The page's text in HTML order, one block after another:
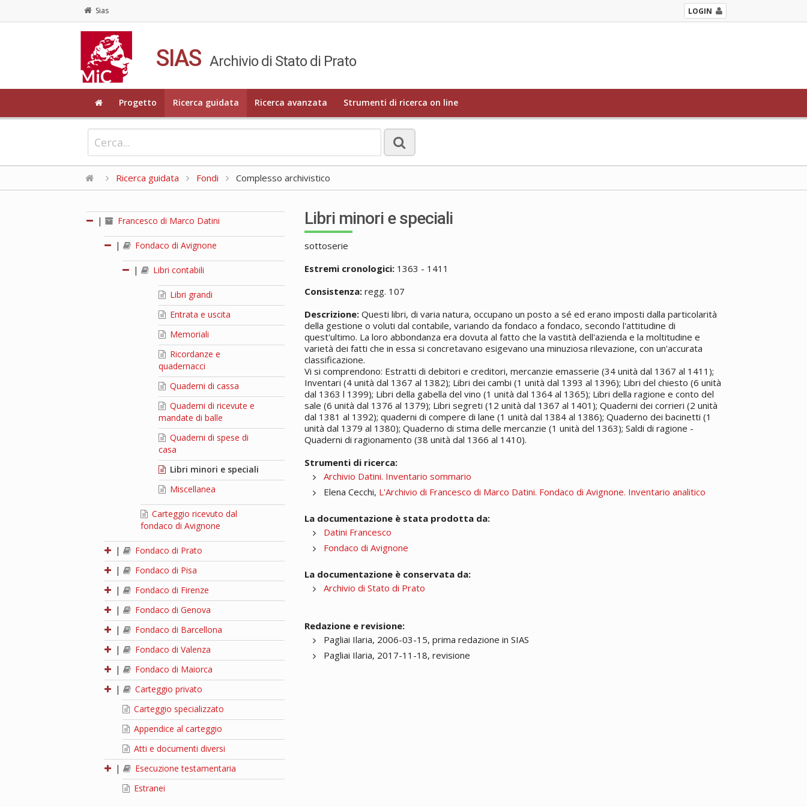
Sias LOGIN
SIAS Archivio di Stato di Prato
Progetto Ricerca guidata Ricerca avanzata Strumenti di ricerca on line
Ricerca guidata Fondi Complesso archivistico
| Francesco di Marco Datini
| Fondaco di Avignone
| Libri contabili
Libri grandi
Entrata e uscita
Memoriali
Ricordanze e
quadernacci
Quaderni di cassa
Quaderni di ricevute e
mandate di balle
Quaderni di spese di
casa
Libri minori e speciali
Miscellanea
Carteggio ricevuto dal
fondaco di Avignone
|
Fondaco di Prato
|
Fondaco di Pisa
|
Fondaco di Firenze
|
Fondaco di Genova
|
Fondaco di Barcellona
|
Fondaco di Valenza
|
Fondaco di Maiorca
|
Carteggio privato
Carteggio specializzato
Appendice al carteggio
Atti e documenti diversi
|
Esecuzione testamentaria
Estranei
Libri minori e speciali
sottoserie
Estremi cronologici: 1363 - 1411
Consistenza: regg. 107
Descrizione: Questi libri, di varia natura, occupano un posto a sé ed erano imposti dalla particolarità
della gestione o voluti dal contabile, variando da fondaco a fondaco, secondo l'attitudine di
quest'ultimo. La loro abbondanza era dovuta al fatto che la vastità dell'azienda e la moltitudine e
varietà dei fatti che in essa si concretavano esigevano una minuziosa rilevazione, con un'accurata
classificazione.
Vi si comprendono: Estratti di debitori e creditori, mercanzie emasserie (34 unità dal 1367 al 1411);
Inventari (4 unità dal 1367 al 1382); Libri dei cambi (1 unità dal 1393 al 1396); Libri del chiesto (6 unità
dal 1363 l 1399); Libri della gabella del vino (1 unità dal 1364 al 1365); Libri della ragione e conto del
sale (6 unità dal 1376 al 1379); Libri segreti (12 unità dal 1367 al 1401); Quaderni dei corrieri (2 unità
dal 1381 al 1392); quaderni di compere di lane (1 unità dal 1384 al 1386); Quaderno dei bacinetti (1
unità dal 1379 al 1380); Quaderno di stima delle mercanzie (1 unità del 1363); Saldi di ragione -
Quaderni di ragionamento (38 unità dal 1366 al 1410).
Strumenti di ricerca:
Archivio Datini. Inventario sommario
Elena Cecchi, L'Archivio di Francesco di Marco Datini. Fondaco di Avignone. Inventario analitico
La documentazione è stata prodotta da:
Datini Francesco
Fondaco di Avignone
La documentazione è conservata da:
Archivio di Stato di Prato
Redazione e revisione:
Pagliai Ilaria, 2006-03-15, prima redazione in SIAS
Pagliai Ilaria, 2017-11-18, revisione